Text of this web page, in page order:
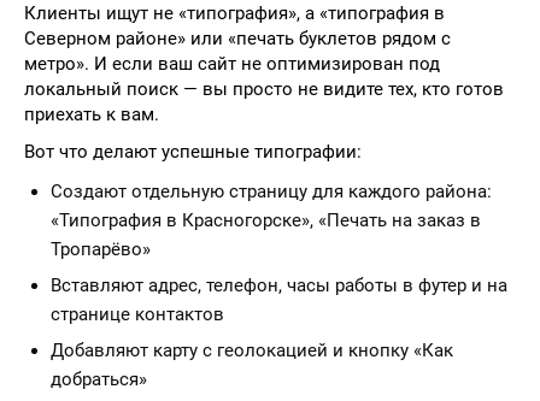
Клиенты ищут не «типография», а «типография в
Северном районе» или «печать буклетов рядом с
метро». И если ваш сайт не оптимизирован под
локальный поиск — вы просто не видите тех, кто готов
приехать к вам.
Вот что делают успешные типографии:
Создают отдельную страницу для каждого района:
«Типография в Красногорске», «Печать на заказ в
Тропарёво»
Вставляют адрес, телефон, часы работы в футер и на
странице контактов
Добавляют карту с геолокацией и кнопку «Как
добраться»